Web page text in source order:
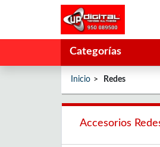
Categorías
Inicio Redes
Accesorios